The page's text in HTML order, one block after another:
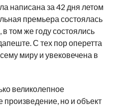
написана за 42 дня летом
премьера состоялась
том же году состоялись
С тех пор оперетта
миру и увековечена в
великолепное
произведение, но и объект